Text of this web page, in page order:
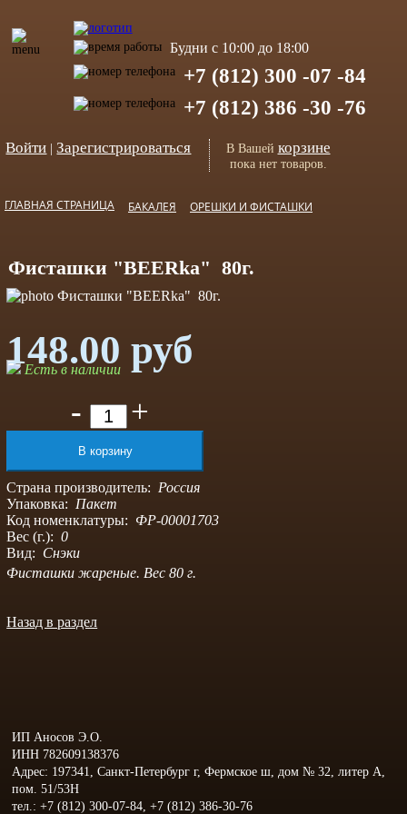
Будни с 10:00 до 18:00
+7 (812) 300 -07 -84
+7 (812) 386 -30 -76
Войти |Зарегистрироваться В Вашей корзине
пока нет товаров.
ГЛАВНАЯ СТРАНИЦА БАКАЛЕЯ ОРЕШКИ И ФИСТАШКИ
Фисташки "BEERka" 80г.
148.00 руб
Есть в наличии
- +
Страна производитель: Россия
Упаковка: Пакет
Код номенклатуры: ФР-00001703
Вес (г.): 0
Вид: Снэки
Фисташки жареные. Вес 80 г.
Назад в раздел
ИП Аносов Э.О.
ИНН 782609138376
Адрес: 197341, Санкт-Петербург г, Фермское ш, дом № 32, литер А,
пом. 51/53Н
тел.: +7 (812) 300-07-84, +7 (812) 386-30-76